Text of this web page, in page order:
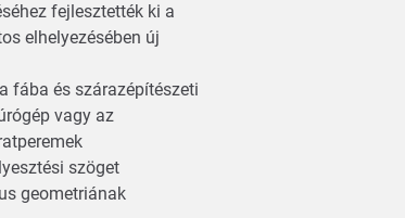
fejlesztették ki a
elhelyezésében új
fába és szárazépítészeti
vagy az
szöget
geometriának